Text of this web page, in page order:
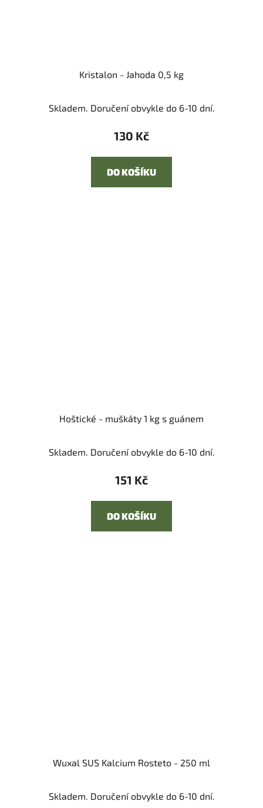
Kristalon - Jahoda 0,5 kg
Skladem. Doručení obvykle do 6-10 dní.
130 Kč
DO KOŠÍKU
Hoštické - muškáty 1 kg s guánem
Skladem. Doručení obvykle do 6-10 dní.
151 Kč
DO KOŠÍKU
Wuxal SUS Kalcium Rosteto - 250 ml
Skladem. Doručení obvykle do 6-10 dní.